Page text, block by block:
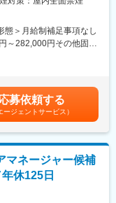
営/経営課題をヒアリン
いただきます。
できるため、解決幅が
す。顧客である医療機
以下提案を行っていた
ニティに関する提案
態＞月給制補足事項なし
～282,000円その他固定
与年2回（7月・12月）
金はあくまでも目安の
があります。月給(月額)
募依頼する
ージェントサービス）
マネージャー候補
休125日